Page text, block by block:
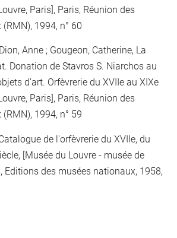
Paris], Paris, Réunion des
1994, n° 60
Anne ; Gougeon, Catherine, La
Donation de Stavros S. Niarchos au
d'art. Orfèvrerie du XVIIe au XIXe
Paris], Paris, Réunion des
1994, n° 59
de l'orfèvrerie du XVIIe, du
[Musée du Louvre - musée de
Editions des musées nationaux, 1958,